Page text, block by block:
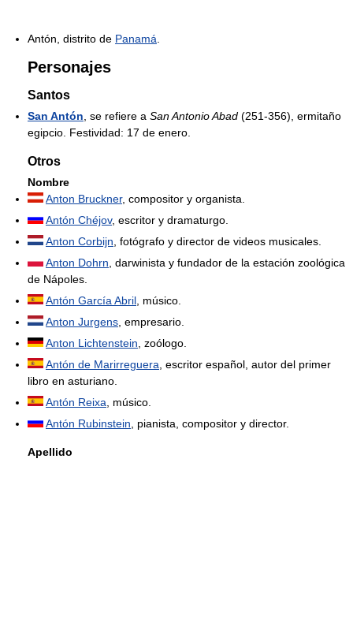
Antón, distrito de Panamá
Personajes
Santos
San Antón , se refiere a San Antonio Abad (251-356), ermitaño
egipcio. Festividad: 17 de enero.
Otros
Nombre
Anton Bruckner, compositor y organista.
Antón Chéjov, escritor y dramaturgo.
Anton Corbijn , fotógrafo y director de videos musicales.
Anton Dohrn , darwinista y fundador de la estación zoológica
de Nápoles.
Antón García Abril , músico.
Anton Jurgens , empresario.
Anton Lichtenstein , zoólogo.
Antón de Marirreguera , escritor español, autor del primer
libro en asturiano.
Antón Reixa , músico.
Antón Rubinstein , pianista, compositor y director.
Apellido